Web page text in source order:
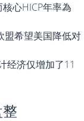
心HICP年率為
盟希望美国降低对
经济仅增加了11